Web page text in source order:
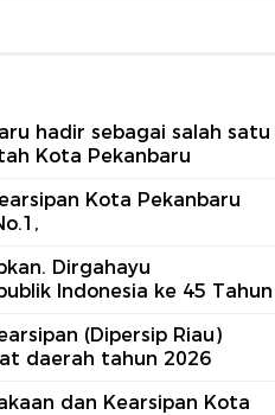
hadir sebagai salah satu
Kota Pekanbaru
Kota Pekanbaru
Dirgahayu
Indonesia ke 45 Tahun
(Dipersip Riau)
daerah tahun 2026
dan Kearsipan Kota